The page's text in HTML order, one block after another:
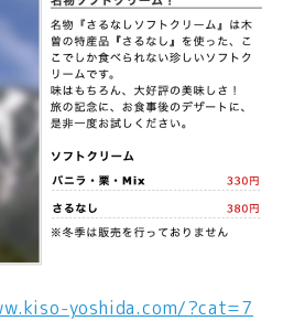
yoshida.com/?cat=7